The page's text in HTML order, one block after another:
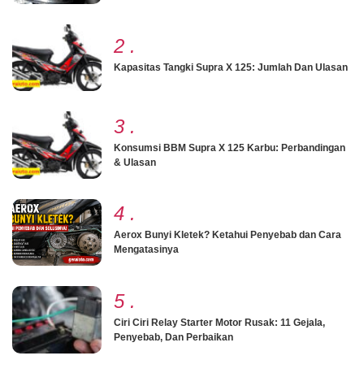
2 .
Kapasitas Tangki Supra X 125: Jumlah Dan Ulasan
3 .
Konsumsi BBM Supra X 125 Karbu: Perbandingan
& Ulasan
4 .
Aerox Bunyi Kletek? Ketahui Penyebab dan Cara
Mengatasinya
5 .
Ciri Ciri Relay Starter Motor Rusak: 11 Gejala,
Penyebab, Dan Perbaikan